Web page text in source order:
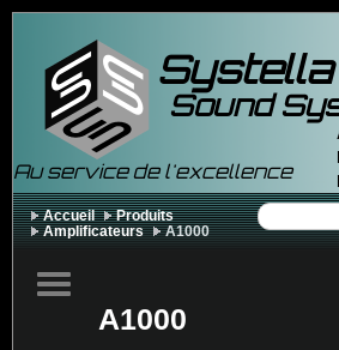
Systella
Au service de l'excellence
Sound
Accueil
Produits
Amplificateurs
A1000
A1000